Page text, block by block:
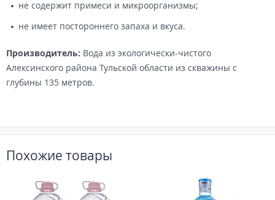
не содержит примеси и микроорганизмы;
не имеет постороннего запаха и вкуса.
Производитель: Вода из экологически-чистого
Алексинского района Тульской области из скважины с
глубины 135 метров.
Похожие товары